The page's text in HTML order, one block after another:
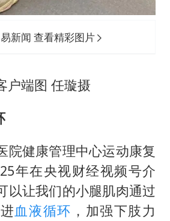
新闻 查看精彩图片
户端图 任璇摄
院健康管理中心运动康复
年在央视财经视频号介
以让我们的小腿肌肉通过
血液循环 ，加强下肢力